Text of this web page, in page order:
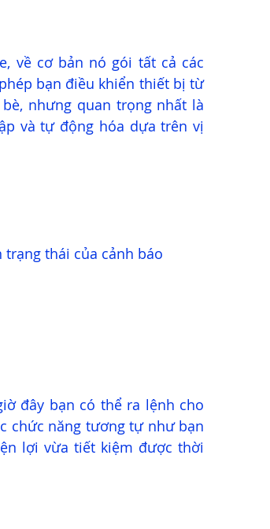
về cơ bản nó gói tất cả các
bạn điều khiển thiết bị từ
nhưng quan trọng nhất là
và tự động hóa dựa trên vị
thái của cảnh báo
đây bạn có thể ra lệnh cho
chức năng tương tự như bạn
lợi vừa tiết kiệm được thời